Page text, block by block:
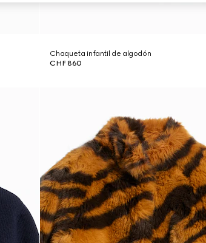
Chaqueta infantil de algodón
CHF 860